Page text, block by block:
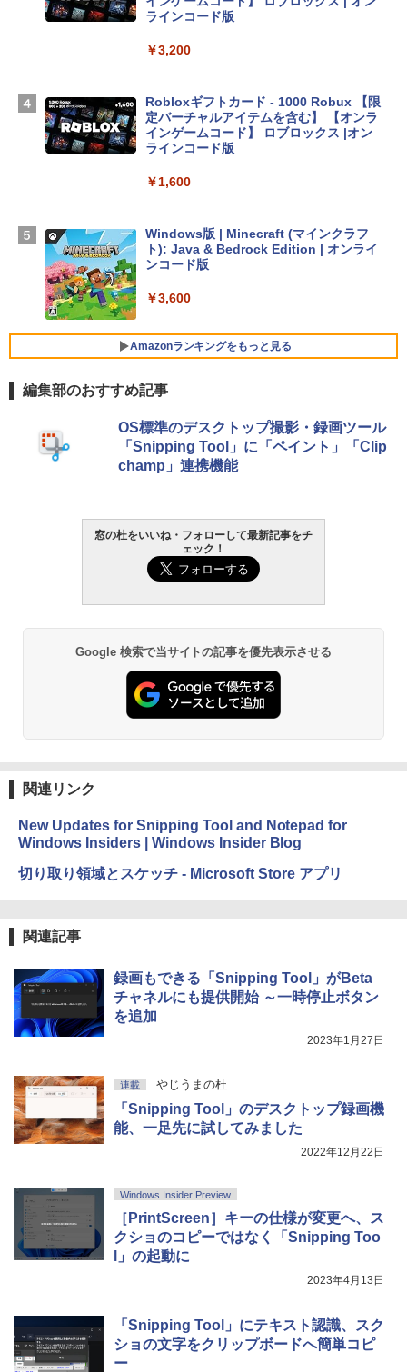
Apple 2026 MacBook Air M5チップ搭載
igence、13.6インチLiquid Retinaディ
ラ、Touch ID - ミッドナイト + 3年延長
AppleCare+ for 13インチMacBook Air
(M5)|ダウンロード版
￥347,600
ン 15-fd 15.6インチ 16GBメモリ 512GB
SSD インテル Core 5
￥129,800
ersonal/Copilotキー搭載/Win 11/15.6型/
Core i5/16GB/SSD 512GB/ホワイト) FM
ラインコード版
￥3,200
Robloxギフトカード - 1000 Robux 【限
定バーチャルアイテムを含む】 【オンラ
インゲームコード】 ロブロックス |オン
ラインコード版
￥1,600
Windows版 | Minecraft (マインクラフ
ト): Java & Bedrock Edition | オンライ
ンコード版
￥3,600
Amazonランキングをもっと見る
生成AIパスポート公式テキスト 第４版
￥1,766
AIイラスト表現辞典: 思い通りの絵を引き
出す プロンプトの言葉 AI画像生成シリー
ズ (はぴーイラストLabo)
ClaudeCode いちばんやさしい 教科書:
方 マニュアル AI副業にもコンテンツ作成
にもKindle出版にも！ 非エンジニアのた
めのAIコーディング入門シリーズ
￥2,326
￥1,600
Amazon Kindle Paperwhite (16GB) 7イ
ンチディスプレイ、色調調節ライト、12
週間持続バッテリー、広告なし、ブラッ
ク
Amazon Kindle - 目に優しい、かさばら
ない、大きな画面で読みやすい、6週間持
続バッテリー、6インチディスプレイ電子
￥19,980
Kindle Paperwhite シグニチャーエディ
ション (32GB) 7インチディスプレイ、明
Amazon Kindle Colorsoft | 16GBストレ
イ、色調調節ライト、最大8週間持続バッ
New Amazon Kindle Scribe Colorsoft |
11インチカラーディスプレイ、64GBスト
レージ、ノート機能搭載、明るさ自動調
整、色調調節ライト、プレミアムペン付
￥115,980
編集部のおすすめ記事
OS標準のデスクトップ撮影・録画ツール
「Snipping Tool」に「ペイント」「Clip
champ」連携機能
窓の杜をいいね・フォローして最新記事をチ
ェック！
Google 検索で当サイトの記事を優先表示させる
関連リンク
New Updates for Snipping Tool and Notepad for
Windows Insiders | Windows Insider Blog
切り取り領域とスケッチ - Microsoft Store アプリ
関連記事
録画もできる「Snipping Tool」がBeta
チャネルにも提供開始 ～一時停止ボタン
を追加
2023年1月27日
連載 やじうまの杜
「Snipping Tool」のデスクトップ録画機
能、一足先に試してみました
2022年12月22日
Windows Insider Preview
［PrintScreen］キーの仕様が変更へ、ス
クショのコピーではなく「Snipping Too
l」の起動に
2023年4月13日
「Snipping Tool」にテキスト認識、スク
ショの文字をクリップボードへ簡単コピ
ー